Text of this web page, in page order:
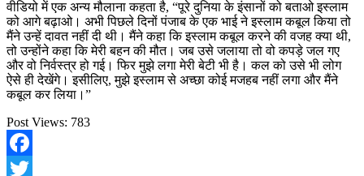
वीडियो में एक अन्य मौलाना कहता है, “पूरे दुनिया के इंसानों को बताओ इस्लाम
को आगे बढ़ाओ। अभी पिछले दिनों पंजाब के एक भाई ने इस्लाम कबूल किया तो
मैंने उन्हें दावत नहीं दी थी। मैंने कहा कि इस्लाम कबूल करने की वजह क्या थी,
तो उन्होंने कहा कि मेरी बहन की मौत। जब उसे जलाया तो वो कपड़े जल गए
और वो निर्वस्त्र हो गई। फिर मुझे लगा मेरी बेटी भी है। कल को उसे भी लोग
ऐसे ही देखेंगे। इसीलिए, मुझे इस्लाम से अच्छा कोई मजहब नहीं लगा और मैंने
कबूल कर लिया।”
Post Views: 783
Facebook